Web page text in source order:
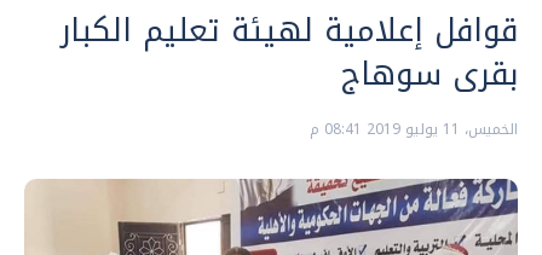
قوافل إعلامية لهيئة تعليم الكبار
بقرى سوهاج
الخميس، 11 يوليو 2019 08:41 م